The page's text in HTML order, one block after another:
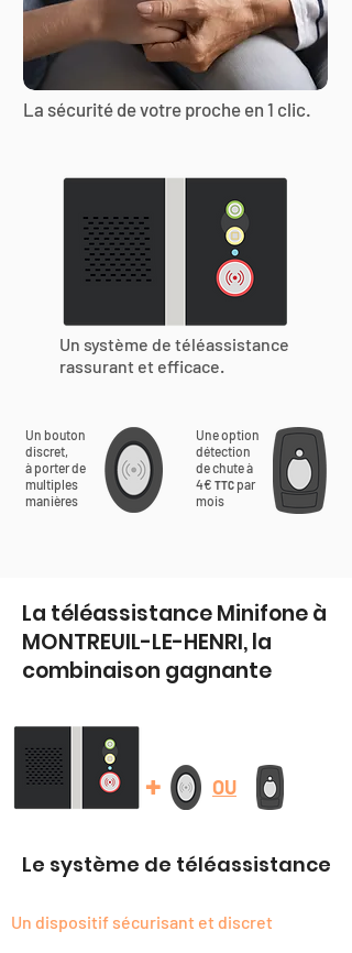
La sécurité de votre proche en 1 clic.
Un système de téléassistance
rassurant et efficace.
Un bouton
discret,
à porter de
multiples
manières
Une option
détection
de chute à
4€ TTC par
mois
La téléassistance Minifone à
MONTREUIL-LE-HENRI, la
combinaison gagnante
+ OU
Le système de téléassistance
Un dispositif sécurisant et discret